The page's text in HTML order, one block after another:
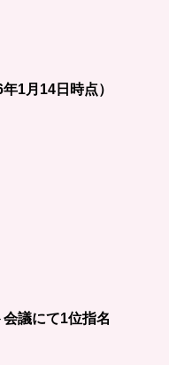
1月14日時点）
議にて1位指名